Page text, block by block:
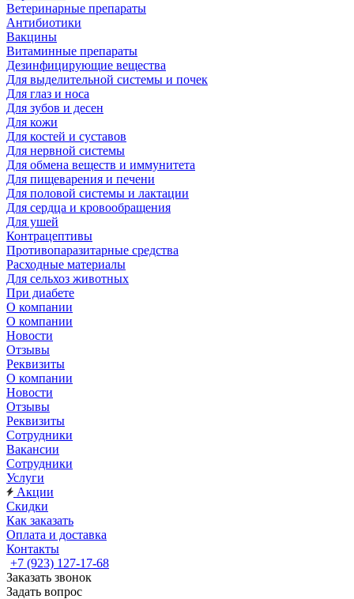
Ветеринарные препараты
Антибиотики
Вакцины
Витаминные препараты
Дезинфицирующие вещества
Для выделительной системы и почек
Для глаз и носа
Для зубов и десен
Для кожи
Для костей и суставов
Для нервной системы
Для обмена веществ и иммунитета
Для пищеварения и печени
Для половой системы и лактации
Для сердца и кровообращения
Для ушей
Контрацептивы
Противопаразитарные средства
Расходные материалы
Для сельхоз животных
При диабете
О компании
О компании
Новости
Отзывы
Реквизиты
О компании
Новости
Отзывы
Реквизиты
Сотрудники
Вакансии
Сотрудники
Услуги
Акции
Скидки
Как заказать
Оплата и доставка
Контакты
+7 (923) 127-17-68
Заказать звонок
Задать вопрос